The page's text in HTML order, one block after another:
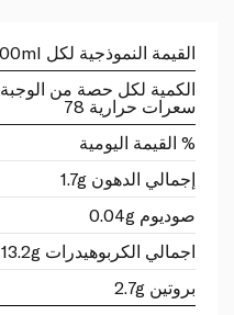
القيمة النموذجية لكل 100ml
الكمية لكل حصة من الوجبة
سعرات حرارية 78
% القيمة اليومية
إجمالي الدهون 1.7g
صوديوم 0.04g
اجمالي الكربوهيدرات 13.2g
بروتين 2.7g